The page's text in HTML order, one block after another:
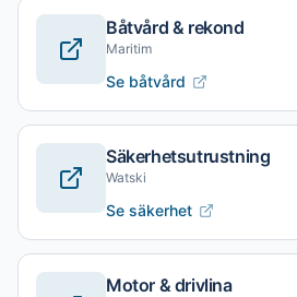
Båtvård & rekond
Maritim
Se båtvård
Säkerhetsutrustning
Watski
Se säkerhet
Motor & drivlina